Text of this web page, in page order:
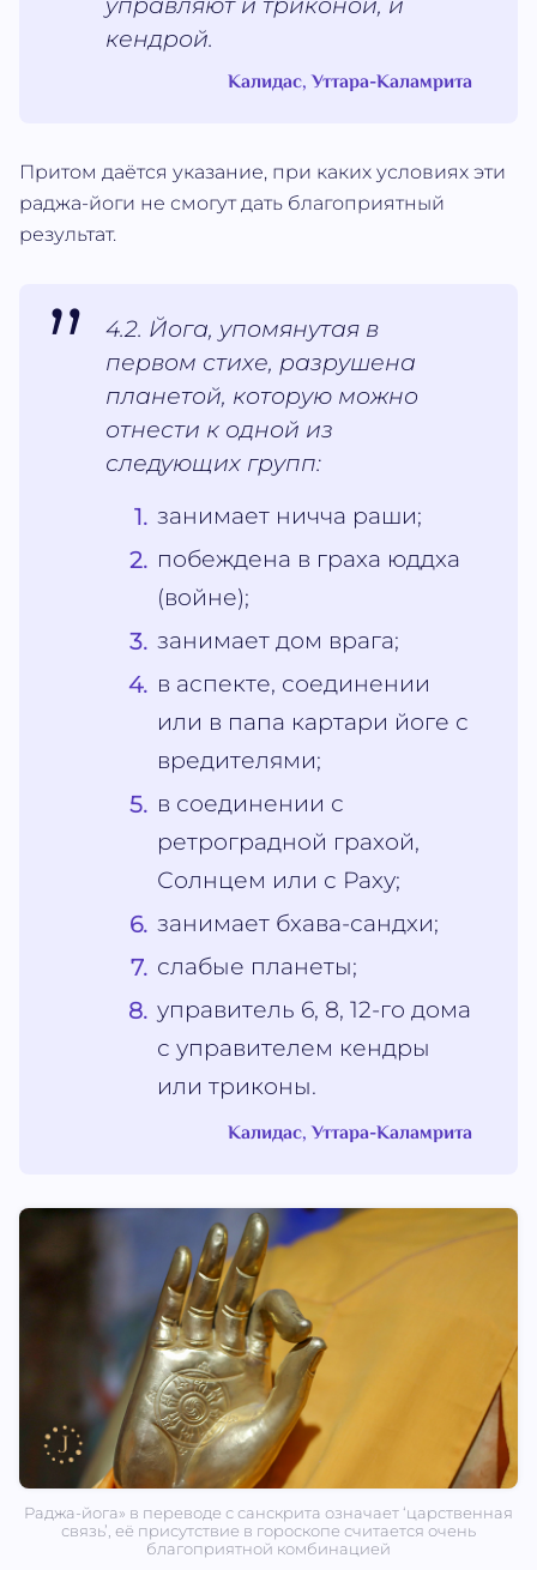
кендрой.
Калидас, Уттара-Каламрита
Притом даётся указание, при каких условиях эти
раджа-йоги не смогут дать благоприятный
результат.
4.2. Йога, упомянутая в
первом стихе, разрушена
планетой, которую можно
отнести к одной из
следующих групп:
занимает ничча раши;
побеждена в граха юддха
(войне);
занимает дом врага;
в аспекте, соединении
или в папа картари йоге с
вредителями;
в соединении с
ретроградной грахой,
Солнцем или с Раху;
занимает бхава-сандхи;
слабые планеты;
управитель 6, 8, 12-го дома
с управителем кендры
или триконы.
Калидас, Уттара-Каламрита
Раджа-йога» в переводе с санскрита означает ‘царственная
связь’, её присутствие в гороскопе считается очень
благоприятной комбинацией